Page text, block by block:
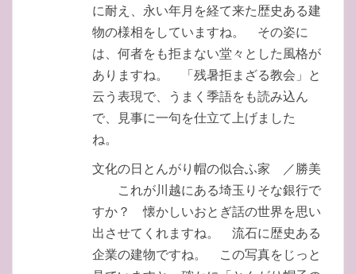
に耐え、永い年月を経て来た歴史ある建
物の様相をしていますね。 その姿に
は、何者をも拒まない堂々とした風格が
ありますね。 「残暑拒まざる教会」と
云う表現で、うまく季語をも読み込ん
で、見事に一句を仕立て上げました
ね。
文化の日とんがり帽の似合ふ家 ／勝美
これが川越にある埼玉りそな銀行で
すか？ 懐かしいおとぎ話の世界を思い
出させてくれますね。 流石に歴史ある
企業の建物ですね。 この写真をじっと